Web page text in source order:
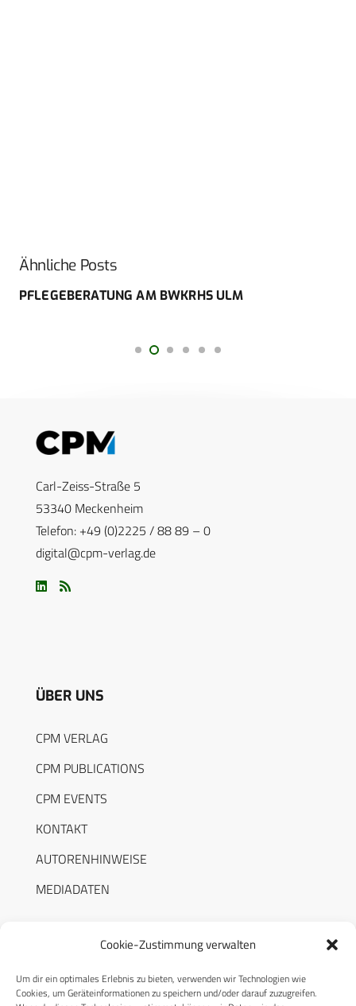
Cookie-Zustimmung verwalten
Um dir ein optimales Erlebnis zu bieten, verwenden wir Technologien wie
Cookies, um Geräteinformationen zu speichern und/oder darauf zuzugreifen.
Ähnliche Posts
PFLEGEBERATUNG AM BWKRHS ULM
Carl-Zeiss-Straße 5
53340 Meckenheim
Telefon: +49 (0)2225 / 88 89 – 0
digital@cpm-verlag.de
ÜBER UNS
CPM VERLAG
CPM PUBLICATIONS
CPM EVENTS
KONTAKT
AUTORENHINWEISE
MEDIADATEN
RECHTLICHES